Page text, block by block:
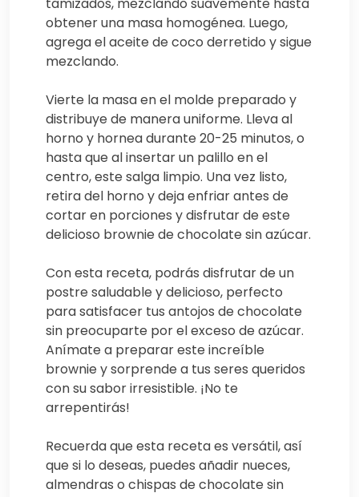
obtener una masa homogénea. Luego,
agrega el aceite de coco derretido y sigue
mezclando.
Vierte la masa en el molde preparado y
distribuye de manera uniforme. Lleva al
horno y hornea durante 20-25 minutos, o
hasta que al insertar un palillo en el
centro, este salga limpio. Una vez listo,
retira del horno y deja enfriar antes de
cortar en porciones y disfrutar de este
delicioso brownie de chocolate sin azúcar.
Con esta receta, podrás disfrutar de un
postre saludable y delicioso, perfecto
para satisfacer tus antojos de chocolate
sin preocuparte por el exceso de azúcar.
Anímate a preparar este increíble
brownie y sorprende a tus seres queridos
con su sabor irresistible. ¡No te
arrepentirás!
Recuerda que esta receta es versátil, así
que si lo deseas, puedes añadir nueces,
almendras o chispas de chocolate sin